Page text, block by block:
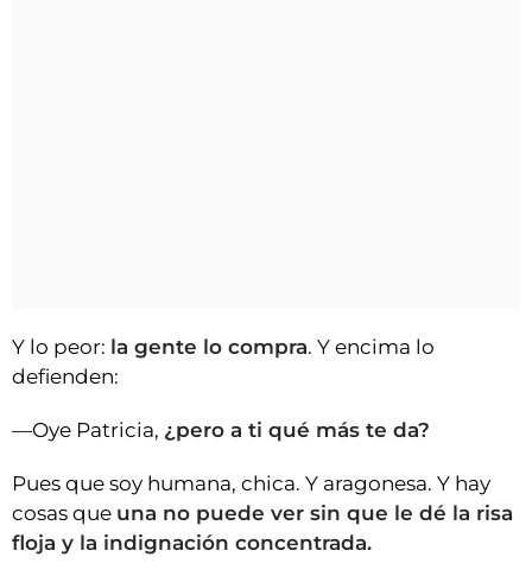
Y lo peor: la gente lo compra. Y encima lo
defienden:
—Oye Patricia, ¿pero a ti qué más te da?
Pues que soy humana, chica. Y aragonesa. Y hay
cosas que una no puede ver sin que le dé la risa
floja y la indignación concentrada.